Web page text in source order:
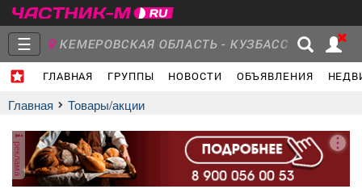
☰ КЕМЕРОВСКАЯ ОБЛАСТЬ - КУЗБАСС
ГЛАВНАЯ ГРУППЫ НОВОСТИ ОБЪЯВЛЕНИЯ
Главная
Главная Товары/акции
реклама